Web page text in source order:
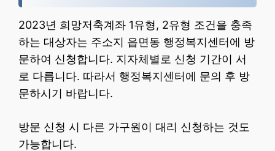
2023년 희망저축계좌 1유형, 2유형 조건을 충족
하는 대상자는 주소지 읍면동 행정복지센터에 방
문하여 신청합니다. 지자체별로 신청 기간이 서
로 다릅니다. 따라서 행정복지센터에 문의 후 방
문하시기 바랍니다.
방문 신청 시 다른 가구원이 대리 신청하는 것도
가능합니다.